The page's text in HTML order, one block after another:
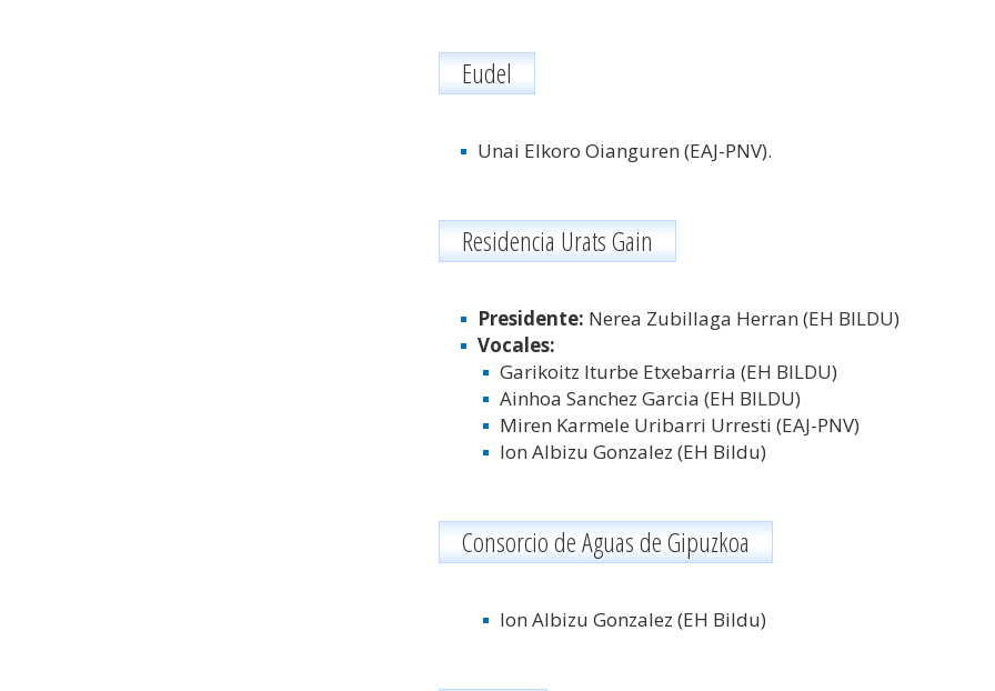
Eudel
Unai Elkoro Oianguren (EAJ-PNV).
Residencia Urats Gain
Presidente: Nerea Zubillaga Herran (EH BILDU)
Vocales:
Garikoitz Iturbe Etxebarria (EH BILDU)
Ainhoa Sanchez Garcia (EH BILDU)
Miren Karmele Uribarri Urresti (EAJ-PNV)
Ion Albizu Gonzalez (EH Bildu)
Consorcio de Aguas de Gipuzkoa
Ion Albizu Gonzalez (EH Bildu)